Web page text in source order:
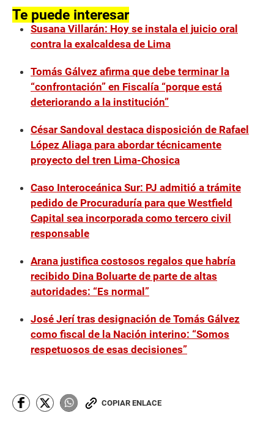
Te puede interesar
Susana Villarán: Hoy se instala el juicio oral
contra la exalcaldesa de Lima
Tomás Gálvez afirma que debe terminar la
“confrontación” en Fiscalía “porque está
deteriorando a la institución”
César Sandoval destaca disposición de Rafael
López Aliaga para abordar técnicamente
proyecto del tren Lima-Chosica
Caso Interoceánica Sur: PJ admitió a trámite
pedido de Procuraduría para que Westfield
Capital sea incorporada como tercero civil
responsable
Arana justifica costosos regalos que habría
recibido Dina Boluarte de parte de altas
autoridades: “Es normal”
José Jerí tras designación de Tomás Gálvez
como fiscal de la Nación interino: “Somos
respetuosos de esas decisiones”
COPIAR ENLACE